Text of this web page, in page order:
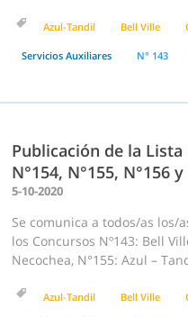
Azul-Tandil Bell Ville
Servicios Auxiliares N° 143
Publicación de la Lista
N°154, N°155, N°156 y
5-10-2020
Se comunica a todos/as los/
los Concursos Nº143: Bell
Necochea, N°155: Azul –
Azul-Tandil Bell Ville